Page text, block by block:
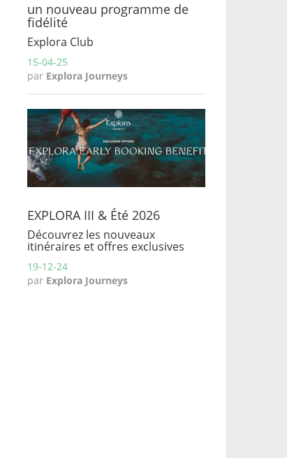
un nouveau programme de
fidélité
Explora Club
15-04-25
par Explora Journeys
EXPLORA III & Été 2026
Découvrez les nouveaux
itinéraires et offres exclusives
19-12-24
par Explora Journeys